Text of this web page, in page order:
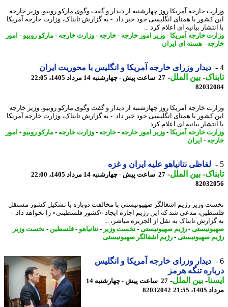
خارجه آمریکا روز چهارشنبه از دیدار و گفت وگوی مارکو روبیو، وزیر خارجه
کشور با همتای انگلیسی خود خبر داد. - به گزارش تابناک، وزارت خارجه آمریکا
بیانیه ای اعلام کرد ...
خارجه آمریکا- وزیر امور خارجه-خارجه-وزارت خارجه-مارکو روبیو -امور
-هسته ای ایران
دیدار وزرای خارجه آمریکا و انگلیس با محوریت ایران
-بین الملل-27 ساعت پیش - چهارشنبه 14 مرداد 1405، 22:05
خارجه آمریکا روز چهارشنبه از دیدار و گفت وگوی مارکو روبیو، وزیر خارجه
کشور با همتای انگلیسی خود خبر داد. - به گزارش تابناک، وزارت خارجه آمریکا
بیانیه ای اعلام کرد ...
خارجه آمریکا- وزیر امور خارجه-خارجه-وزارت خارجه-مارکو روبیو -امور
-ایران
لفاظی نتانیاهو علیه ایران و غزه
-بین الملل-27 ساعت پیش - چهارشنبه 14 مرداد 1405، 22:00
وزیر رژیم اشغالگر صهیونیستی با مخالفت دوباره با تشکیل کشور مستقل
مدعی شد که این رژیم اجازه ایجاد «کشور فلسطینی» را نخواهد داد. -
تابناک به نقل از الجزیره مباشر، ...
-رژیم صهیونیستی-نخست وزیر - نتانیاهو-فلسطین-نخست وزیر
صهیونیستی-رژیم اشغالگر صهیونیستی
دیدار وزرای خارجه آمریکا و انگلیس
تنگه هرمز
-بین الملل-
27 ساعت پیش - چهارشنبه 14
21:55
82032042